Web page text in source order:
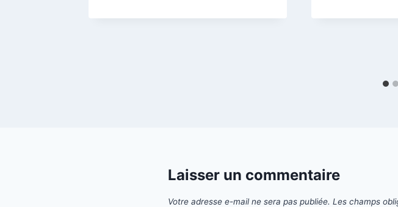
Laisser un commentaire
Votre adresse e-mail ne sera pas publiée. Les champs